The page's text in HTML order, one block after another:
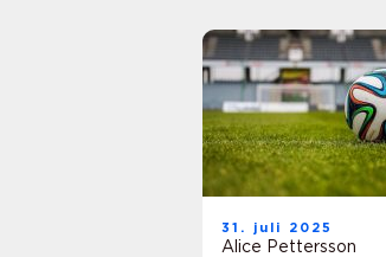
31. juli 2025
Alice Pettersson